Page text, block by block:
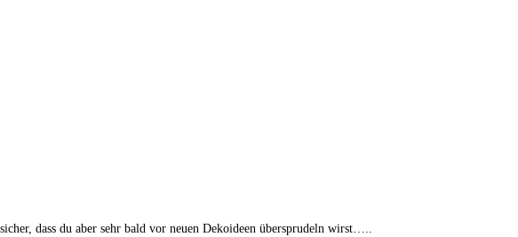
dass du aber sehr bald vor neuen Dekoideen übersprudeln wirst…..